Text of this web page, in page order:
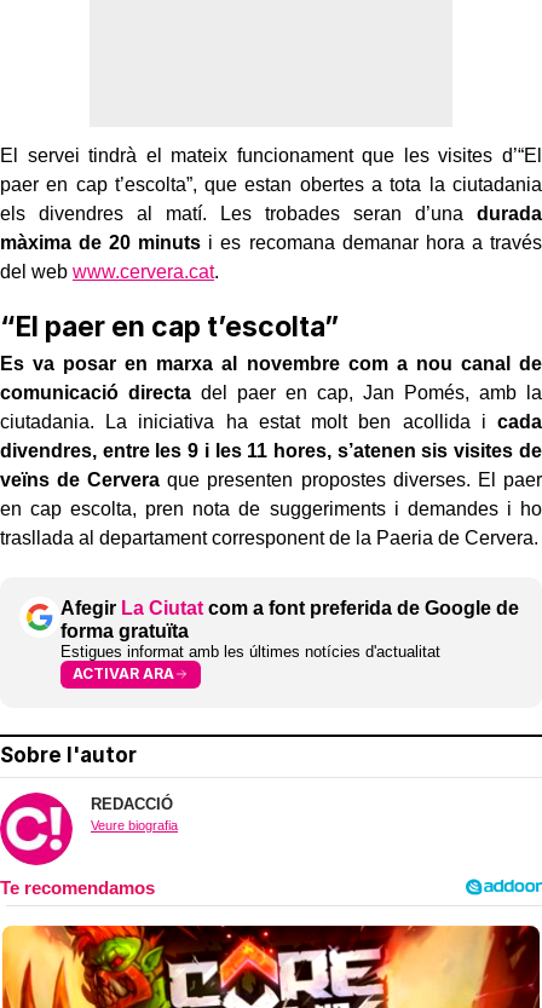
El servei tindrà el mateix funcionament que les visites d’“El
paer en cap t’escolta”, que estan obertes a tota la ciutadania
els divendres al matí. Les trobades seran d’una durada
màxima de 20 minuts i es recomana demanar hora a través
del web www.cervera.cat.
“El paer en cap t’escolta”
Es va posar en marxa al novembre com a nou canal de
comunicació directa del paer en cap, Jan Pomés, amb la
ciutadania.
La iniciativa ha estat molt ben acollida i cada
divendres, entre les 9 i les 11 hores, s’atenen sis visites de
veïns de Cervera que presenten propostes diverses. El paer
en cap escolta, pren nota de suggeriments i demandes i ho
trasllada al departament corresponent de la Paeria de Cervera.
Afegir La Ciutat com a font preferida de Google de
forma gratuïta
Estigues informat amb les últimes notícies d'actualitat
ACTIVAR ARA
Sobre l'autor
REDACCIÓ
Veure biografia